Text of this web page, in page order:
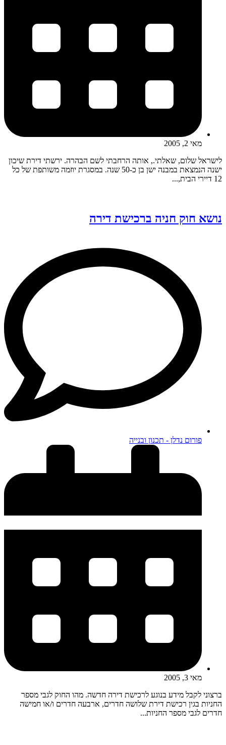
מאי 2, 2005
לישראל שלום, שאלתי., אותה הרחבתי לשם הבהרה. ירשתי דירת שיכון
ישנה הנמצאת במבנה ישן בן כ-50 שנה. במסגרת יוזמה משותפת של כל
12 דיירי הבית,...
נושא חוק חניה ברכישת דירה
פורום נדלן - תכנון ובנייה
מאי 3, 2005
ברצוני לקבל מידע בנוגע לרכישת דירה חדשה. מהו החוק לגבי מספר
החניות בגין רכישת דירת שלושה חדרים, ארבעה חדרים ו/או חמישה
חדרים לגבי מספר החניות...